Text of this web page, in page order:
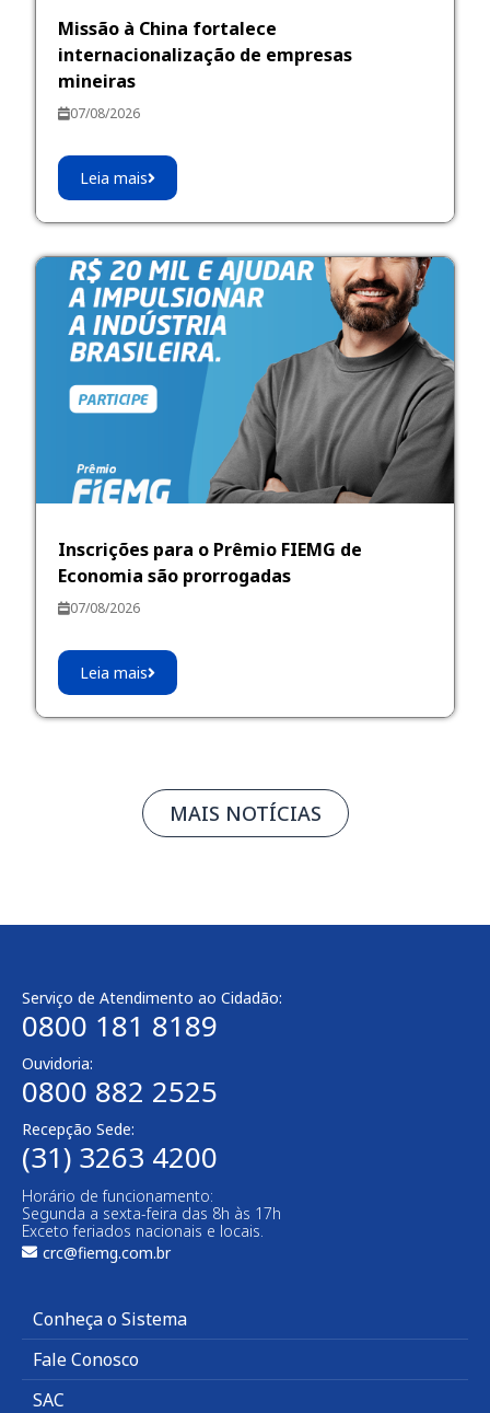
Missão à China fortalece
internacionalização de empresas
mineiras
07/08/2026
Leia mais
Inscrições para o Prêmio FIEMG de
Economia são prorrogadas
07/08/2026
Leia mais
MAIS NOTÍCIAS
Serviço de Atendimento ao Cidadão:
0800 181 8189
Ouvidoria:
0800 882 2525
Recepção Sede:
(31) 3263 4200
Horário de funcionamento:
Segunda a sexta-feira das 8h às 17h
Exceto feriados nacionais e locais.
crc@fiemg.com.br
Conheça o Sistema
Fale Conosco
SAC